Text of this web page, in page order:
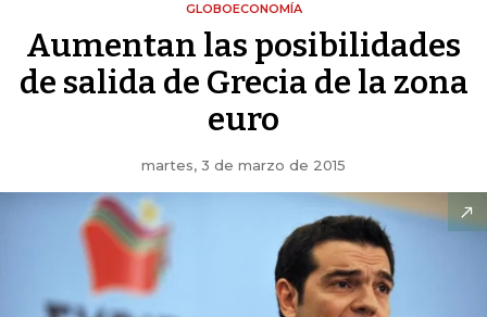
GLOBOECONOMÍA
Aumentan las posibilidades
de salida de Grecia de la zona
euro
martes, 3 de marzo de 2015